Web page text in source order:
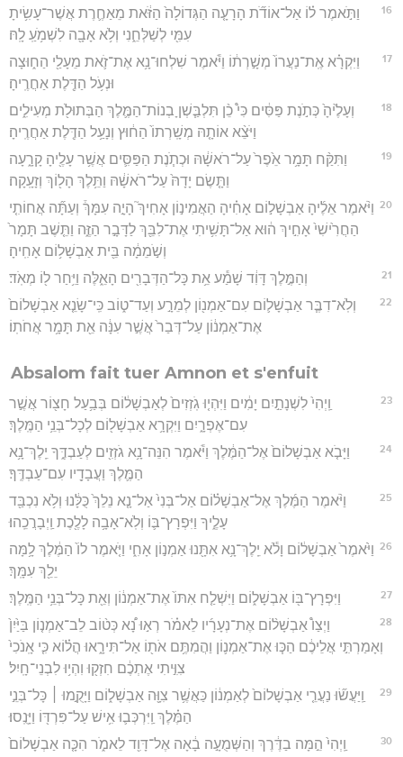
16
וַתֹּ֣אמֶר ל֗וֹ אַל־אוֹדֹ֞ת הָרָעָ֤ה הַגְּדוֹלָה֙ הַזֹּ֔את מֵאַחֶ֛רֶת אֲשֶׁר־עָשִׂ֥יתָ
עִמִּ֖י לְשַׁלְּחֵ֑נִי וְלֹ֥א אָבָ֖ה לִשְׁמֹ֥עַֽ לָֽהּ׃
17
וַיִּקְרָ֗א אֶֽת־נַעֲרוֹ֙ מְשָׁ֣רְת֔וֹ וַיֹּ֕אמֶר שִׁלְחוּ־נָ֥א אֶת־זֹ֛את מֵעָלַ֖י הַח֑וּצָה
וּנְעֹ֥ל הַדֶּ֖לֶת אַחֲרֶֽיהָ׃
18
וְעָלֶ֙יהָ֙ כְּתֹ֣נֶת פַּסִּ֔ים כִּי֩ כֵ֨ן תִּלְבַּ֧שְׁןָ בְנוֹת־הַמֶּ֛לֶךְ הַבְּתוּלֹ֖ת מְעִילִ֑ים
וַיֹּצֵ֨א אוֹתָ֤הּ מְשָֽׁרְתוֹ֙ הַח֔וּץ וְנָעַ֥ל הַדֶּ֖לֶת אַחֲרֶֽיהָ׃
19
וַתִּקַּ֨ח תָּמָ֥ר אֵ֙פֶר֙ עַל־רֹאשָׁ֔הּ וּכְתֹ֧נֶת הַפַּסִּ֛ים אֲשֶׁ֥ר עָלֶ֖יהָ קָרָ֑עָה
וַתָּ֤שֶׂם יָדָהּ֙ עַל־רֹאשָׁ֔הּ וַתֵּ֥לֶךְ הָל֖וֹךְ וְזָעָֽקָה׃
20
וַיֹּ֨אמֶר אֵלֶ֜יהָ אַבְשָׁל֣וֹם אָחִ֗יהָ הַאֲמִינ֣וֹן אָחִיךְ֮ הָיָ֣ה עִמָּךְ֒ וְעַתָּ֞ה אֲחוֹתִ֤י
הַחֲרִ֙ישִׁי֙ אָחִ֣יךְ ה֔וּא אַל־תָּשִׁ֥יתִי אֶת־לִבֵּ֖ךְ לַדָּבָ֣ר הַזֶּ֑ה וַתֵּ֤שֶׁב תָּמָר֙
וְשֹׁ֣מֵמָ֔ה בֵּ֖ית אַבְשָׁל֥וֹם אָחִֽיהָ׃
21 וְהַמֶּ֣לֶךְ דָּוִ֔ד שָׁמַ֕ע אֵ֥ת כָּל־הַדְּבָרִ֖ים הָאֵ֑לֶּה וַיִּ֥חַר ל֖וֹ מְאֹֽד׃
22
וְלֹֽא־דִבֶּ֧ר אַבְשָׁל֛וֹם עִם־אַמְנ֖וֹן לְמֵרָ֣ע וְעַד־ט֑וֹב כִּֽי־שָׂנֵ֤א אַבְשָׁלוֹם֙
אֶת־אַמְנ֔וֹן עַל־דְּבַר֙ אֲשֶׁ֣ר עִנָּ֔ה אֵ֖ת תָּמָ֥ר אֲחֹתֽוֹ׃
Absalom fait tuer Amnon et s'enfuit
23
וַֽיְהִי֙ לִשְׁנָתַ֣יִם יָמִ֔ים וַיִּהְי֤וּ גֹֽזְזִים֙ לְאַבְשָׁל֔וֹם בְּבַ֥עַל חָצ֖וֹר אֲשֶׁ֣ר
עִם־אֶפְרָ֑יִם וַיִּקְרָ֥א אַבְשָׁל֖וֹם לְכָל־בְּנֵ֥י הַמֶּֽלֶךְ׃
24
וַיָּבֹ֤א אַבְשָׁלוֹם֙ אֶל־הַמֶּ֔לֶךְ וַיֹּ֕אמֶר הִנֵּה־נָ֥א גֹזְזִ֖ים לְעַבְדֶּ֑ךָ יֵֽלֶךְ־נָ֥א
הַמֶּ֛לֶךְ וַעֲבָדָ֖יו עִם־עַבְדֶּֽךָ׃
25
וַיֹּ֨אמֶר הַמֶּ֜לֶךְ אֶל־אַבְשָׁל֗וֹם אַל־בְּנִי֙ אַל־נָ֤א נֵלֵךְ֙ כֻּלָּ֔נוּ וְלֹ֥א נִכְבַּ֖ד
עָלֶ֑יךָ וַיִּפְרָץ־בּ֛וֹ וְלֹֽא־אָבָ֥ה לָלֶ֖כֶת וַֽיְבָרֲכֵֽהוּ׃
26
וַיֹּ֙אמֶר֙ אַבְשָׁל֔וֹם וָלֹ֕א יֵֽלֶךְ־נָ֥א אִתָּ֖נוּ אַמְנ֣וֹן אָחִ֑י וַיֹּ֤אמֶר לוֹ֙ הַמֶּ֔לֶךְ לָ֥מָּה
יֵלֵ֖ךְ עִמָּֽךְ׃
27 וַיִּפְרָץ־בּ֖וֹ אַבְשָׁל֑וֹם וַיִּשְׁלַ֤ח אִתּוֹ֙ אֶת־אַמְנ֔וֹן וְאֵ֖ת כָּל־בְּנֵ֥י הַמֶּֽלֶךְ׃
28
וַיְצַו֩ אַבְשָׁל֨וֹם אֶת־נְעָרָ֜יו לֵאמֹ֗ר רְא֣וּ נָ֠א כְּט֨וֹב לֵב־אַמְנ֤וֹן בַּיַּ֙יִן֙
וְאָמַרְתִּ֣י אֲלֵיכֶ֔ם הַכּ֧וּ אֶת־אַמְנ֛וֹן וַהֲמִתֶּ֥ם אֹת֖וֹ אַל־תִּירָ֑אוּ הֲל֗וֹא כִּ֤י אָֽנֹכִי֙
צִוִּ֣יתִי אֶתְכֶ֔ם חִזְק֖וּ וִהְי֥וּ לִבְנֵי־חָֽיִל׃
29
וַֽיַּעֲשׂ֞וּ נַעֲרֵ֤י אַבְשָׁלוֹם֙ לְאַמְנ֔וֹן כַּאֲשֶׁ֥ר צִוָּ֖ה אַבְשָׁל֑וֹם וַיָּקֻ֣מוּ ׀ כָּל־בְּנֵ֣י
הַמֶּ֗לֶךְ וַֽיִּרְכְּב֛וּ אִ֥ישׁ עַל־פִּרְדּ֖וֹ וַיָּנֻֽסוּ׃
30
וַֽיְהִי֙ הֵ֣מָּה בַדֶּ֔רֶךְ וְהַשְּׁמֻעָ֣ה בָ֔אָה אֶל־דָּוִ֖ד לֵאמֹ֑ר הִכָּ֤ה אַבְשָׁלוֹם֙